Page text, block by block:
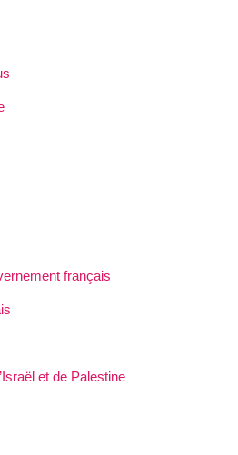
français
et de Palestine